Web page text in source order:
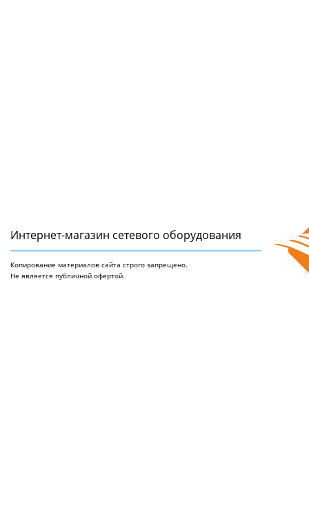
Интернет-магазин сетeвого оборудования
Копирование материалов сайта строго запрещено.
Не является публичной офертой.